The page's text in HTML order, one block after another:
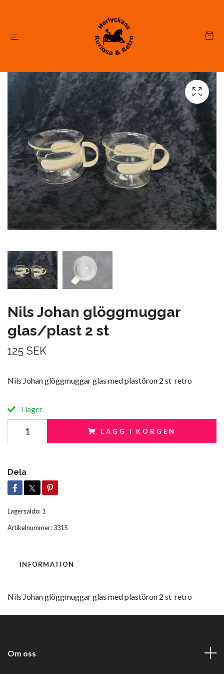
Nils Johan glöggmuggar
glas/plast 2 st
125 SEK
Nils Johan glöggmuggar glas med plastöron 2 st retro
I lager.
LÄGG I KORGEN
Dela
Lagersaldo: 1
Artikelnummer: 3315
INFORMATION
Nils Johan glöggmuggar glas med plastöron 2 st retro
Om oss